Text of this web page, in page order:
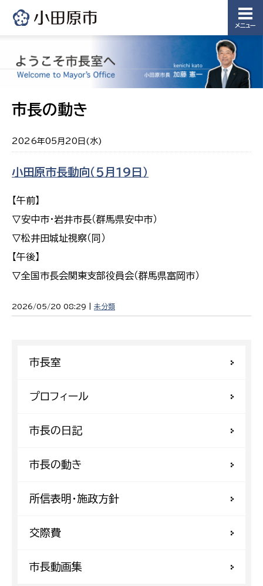
メニュー
市長の動き
2026年05月20日(水)
小田原市長動向（５月１９日）
【午前】
▽安中市・岩井市長（群馬県安中市）
▽松井田城址視察（同）
【午後】
▽全国市長会関東支部役員会（群馬県富岡市）
2026/05/20 08:29 | 未分類
市長室
プロフィール
市長の日記
市長の動き
所信表明・施政方針
交際費
市長動画集